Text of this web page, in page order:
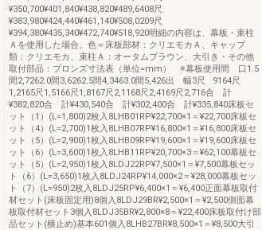
¥350,700¥401,840¥438,820¥489,6408尺
¥383,980¥424,440¥461,140¥508,0209尺
¥394,380¥435,340¥472,740¥518,920明細の内容は、幕板・束柱
Ａを使用した場合。色＝床板部材：クリエモカＡ、キャップ
類：クリエモカ、束柱Ａ：オータムブラウン、大引き・その他
取付部品：ブロンズ寸法表（単位=mm） ※幕板使用間 口1.5
間2,7262.0間3,6262.5間4,3463.0間5,426出 幅3尺 9164尺
1,2165尺1,5166尺1,8167尺2,1168尺2,4169尺2,716合 計
¥382,820合 計¥430,540合 計¥302,400合 計¥335,840床板セ
ット（1）(L=1,800)2枚入8LHB01RP¥22,700×1＝¥22,700床板セ
ット（4）(L=2,700)1枚入8LHB07RP¥16,800×1＝¥16,800床板セ
ット（5）(L=2,900)1枚入8LHB09RP¥19,600×1＝¥19,600床板セ
ット（6）(L=3,600)1枚入8LHB11RP¥20,700×3＝¥62,100幕板セ
ット（5）(L=2,950)1枚入8LDJ22RP¥7,500×1＝¥7,500幕板セッ
ト（6）(L=3,650)1枚入8LDJ24RP¥14,000×2＝¥28,000幕板セッ
ト（7）(L=950)2枚入8LDJ25RP¥6,400×1＝¥6,400正面幕板取付
材セット(床板固定用)8個入8LDJ29BR¥2,500×1＝¥2,500側面幕
板取付材セット3個入8LDJ35BR¥2,800×8＝¥22,400床板取付け部
品セット(横止め)基本601個入8LHB27BR¥8,500×1＝¥8,500大引